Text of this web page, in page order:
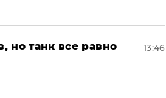
но танк все равно
13:46